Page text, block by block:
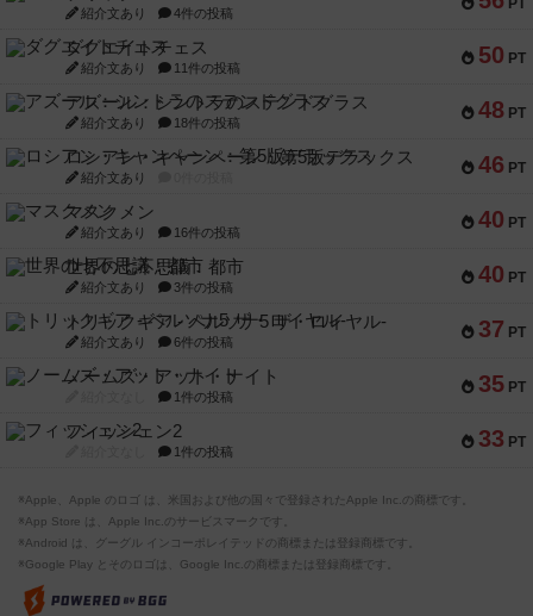
PT
紹介文あり 4件の投稿
50 PT
ダグエイトチェス
紹介文あり 11件の投稿
48 PT
アズール：シントラのステンドグラス
紹介文あり 18件の投稿
46 PT
ロシアン・キャンペーン：第5版デラックス
紹介文あり
40 PT
マスクメン
紹介文あり 16件の投稿
40 PT
世界の七不思議：都市
紹介文あり 3件の投稿
37 PT
トリックギア - ペルソナ5 ザ・ロイヤル-
紹介文あり 6件の投稿
35 PT
ノームズ・アット・ナイト
1件の投稿
33 PT
フィッシェン2
1件の投稿
※Apple、Apple のロゴ は、米国および他の国々で登録されたApple Inc.の商標です。
※App Store は、Apple Inc.のサービスマークです。
※Android は、グーグル インコーポレイテッドの商標または登録商標です。
※Google Play とそのロゴは、Google Inc.の商標または登録商標です。